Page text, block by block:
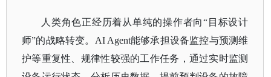
人类角色正经历着从单纯的操作者向“目标设计
师”的战略转变。AI Agent能够承担设备监控与预测维
护等重复性、规律性较强的工作任务，通过实时监测